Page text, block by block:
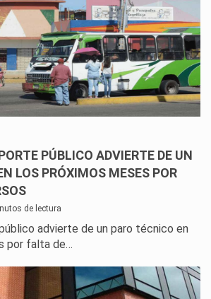
PÚBLICO ADVIERTE DE UN
LOS PRÓXIMOS MESES POR
de lectura
advierte de un paro técnico en
por falta de…